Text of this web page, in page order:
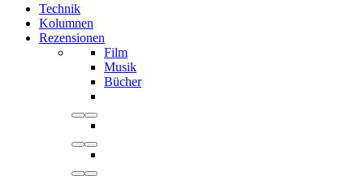
Technik
Kolumnen
Rezensionen
Film
Musik
Bücher